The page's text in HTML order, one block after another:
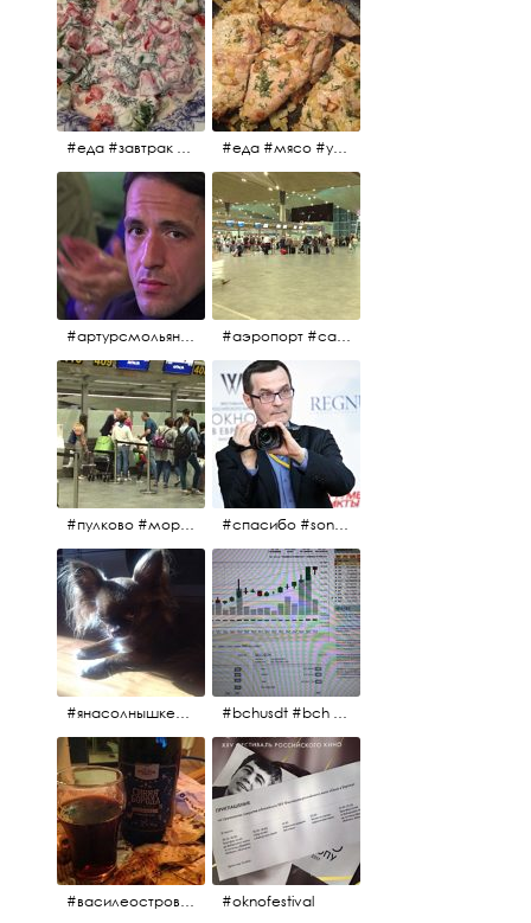
#еда #завтрак #витамины #помидоры #укроп #огурцы #сметана #салат #еда #мясо #утро #завтрак #едакакисточниквдохновения
#артурсмольянинов @melnikovadsh #artursmolyaninov #аэропорт #санктпетербург #пулково #мореморе #моремолнцепесок #дваночи
#пулково #море #песок #лето #морепесоксолнце #дваночи #спасибо #sony #nikon #oknofestivsl @alex_kurov #aplgallery
#янасолнышкележу #янасолнышкогляжу #чихуахуа #bchusdt #bch #usdt #sell #buy #exchange #markets #bitcoincash #cryptocurrency #pump
#василеостровское #синяяборода #пиво #пивовобла #вобла #рыба #oknofestival